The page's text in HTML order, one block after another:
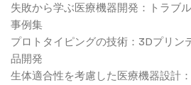
失敗から学ぶ医療機器開発：トラブ
事例集
プロトタイピングの技術：3Dプリン
品開発
生体適合性を考慮した医療機器設計